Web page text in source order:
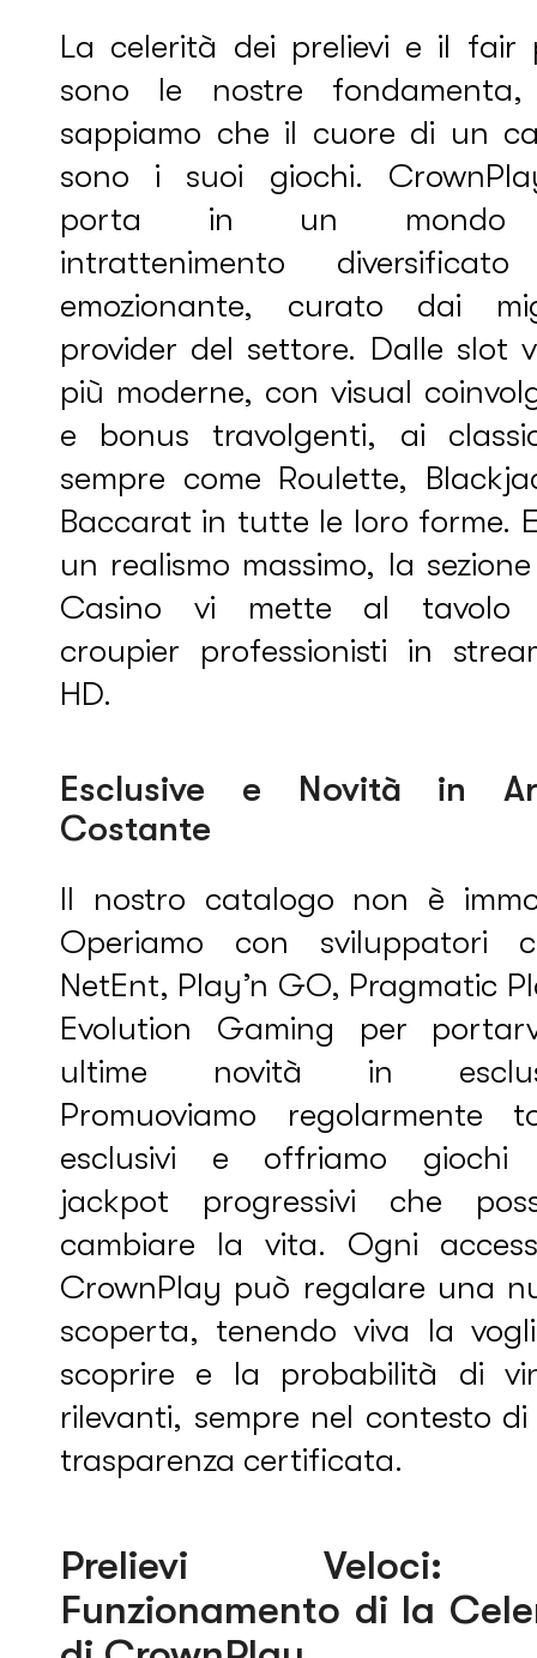
La celerità dei prelievi e il fair
sono le nostre
sappiamo che il cuore di un
sono i suoi giochi.
porta in un
intrattenimento
emozionante, curato dai
provider del settore. Dalle slot
più moderne, con visual
e bonus travolgenti, ai
sempre come Roulette,
Baccarat in tutte le loro forme.
un realismo massimo, la
Casino vi mette al tavolo
croupier professionisti in
HD.
Esclusive e Novità in
Costante
Il nostro catalogo non è
Operiamo con sviluppatori
NetEnt, Play’n GO, Pragmatic
Evolution Gaming per
ultime novità in
Promuoviamo regolarmente
esclusivi e offriamo giochi
jackpot progressivi che
cambiare la vita. Ogni
CrownPlay può regalare una
scoperta, tenendo viva la
scoprire e la probabilità di
rilevanti, sempre nel contesto
trasparenza certificata.
Prelievi
Funzionamento di la